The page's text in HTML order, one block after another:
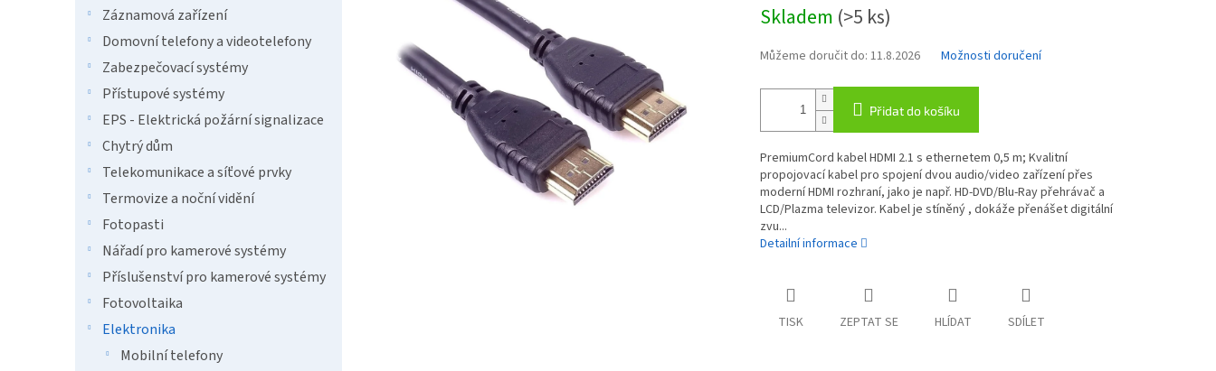
Záznamová zařízení
Domovní telefony a videotelefony
Zabezpečovací systémy
Přístupové systémy
EPS - Elektrická požární signalizace
Chytrý dům
Telekomunikace a síťové prvky
Termovize a noční vidění
Fotopasti
Nářadí pro kamerové systémy
Příslušenství pro kamerové systémy
Fotovoltaika
Elektronika
Mobilní telefony
cena:
Skladem (>5 ks)
Můžeme doručit do: 11.8.2026 Možnosti doručení
Přidat do košíku
PremiumCord kabel HDMI 2.1 s ethernetem 0,5 m; Kvalitní
propojovací kabel pro spojení dvou audio/video zařízení přes
moderní HDMI rozhraní, jako je např. HD-DVD/Blu-Ray přehrávač a
LCD/Plazma televizor. Kabel je stíněný , dokáže přenášet digitální
zvu...
Detailní informace
TISK ZEPTAT SE HLÍDAT SDÍLET